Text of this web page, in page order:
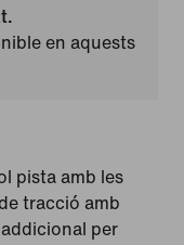
en aquests
pista amb les
tracció amb
per